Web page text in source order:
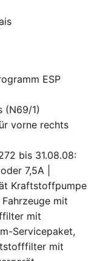
ESP
(N69/1)
vorne rechts
bis 31.08.08:
7,5A |
Kraftstoffpumpe
mit
mit
Servicepaket,
mit